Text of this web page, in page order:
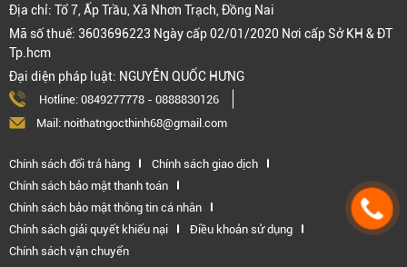
Địa chỉ: Tổ 7, Ấp Trầu, Xã Nhơn Trạch, Đồng Nai
Mã số thuế: 3603696223 Ngày cấp 02/01/2020 Nơi cấp Sở KH & ĐT
Tp.hcm
Đại diện pháp luật: NGUYỄN QUỐC HƯNG
Hotline: 0849277778 - 0888830126
Mail: noithatngocthinh68@gmail.com
Chính sách đổi trả hàng
Chính sách giao dịch
Chính sách bảo mật thanh toán
Chính sách bảo mật thông tin cá nhân
Chính sách giải quyết khiếu nại
Điều khoản sử dụng
Chính sách vận chuyển